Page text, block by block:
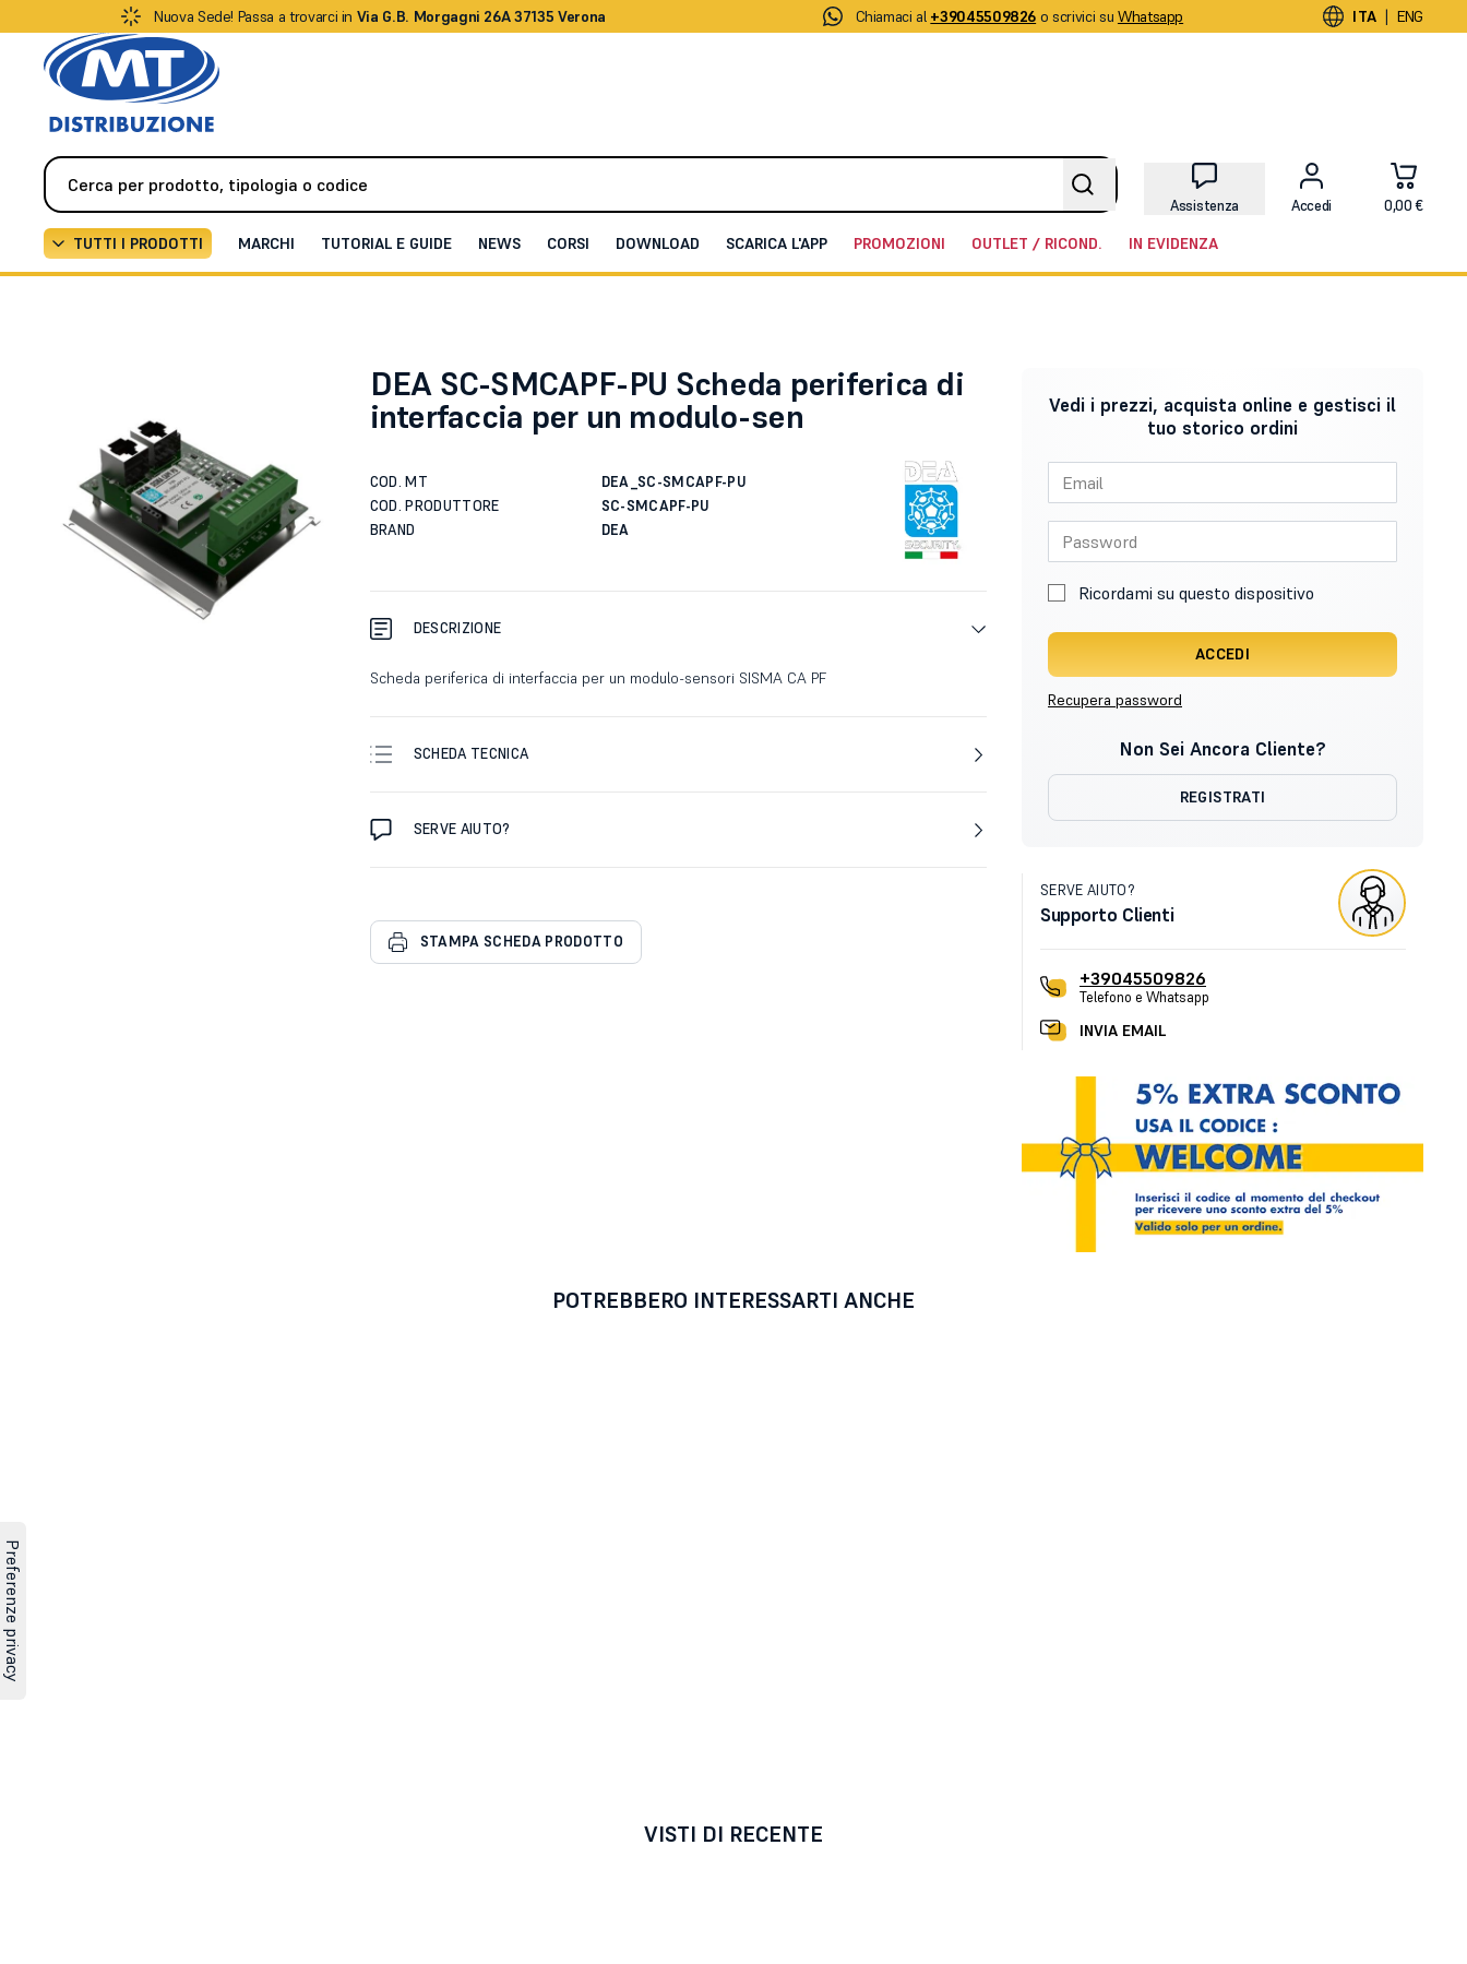
Nuova Sede! Passa a trovarci in Via G.B. Morgagni 26A 37135 Verona Chiamaci al +39045509826 o scrivici su Whatsapp ITA | ENG
Assistenza Accedi 0,00 €
TUTTI I PRODOTTI MARCHI TUTORIAL E GUIDE NEWS CORSI DOWNLOAD SCARICA L'APP PROMOZIONI OUTLET / RICOND. IN EVIDENZA
DEA SC-SMCAPF-PU Scheda periferica di
interfaccia per un modulo-sen
COD. MT
DEA_SC-SMCAPF-PU
COD. PRODUTTORE
SC-SMCAPF-PU
BRAND
DEA
DESCRIZIONE
Scheda periferica di interfaccia per un modulo-sensori SISMA CA PF
SCHEDA TECNICA
SERVE AIUTO?
STAMPA SCHEDA PRODOTTO
Vedi i prezzi, acquista online e gestisci il
tuo storico ordini
Ricordami su questo dispositivo
ACCEDI
Recupera password
Non Sei Ancora Cliente?
REGISTRATI
SERVE AIUTO?
Supporto Clienti
+39045509826
Telefono e Whatsapp
INVIA EMAIL
POTREBBERO INTERESSARTI ANCHE
VISTI DI RECENTE